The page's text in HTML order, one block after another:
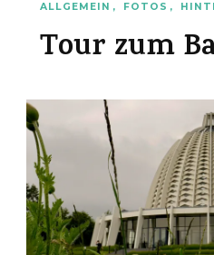
ALLGEMEIN
FOTOS
Tour zum